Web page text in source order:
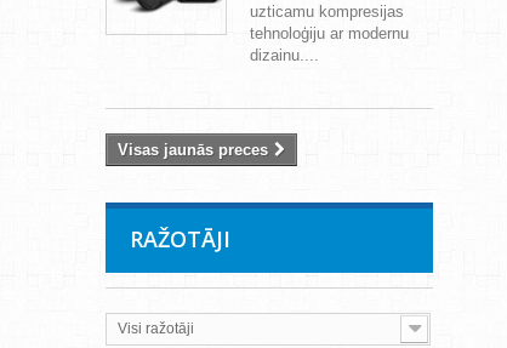
uzticamu kompresijas
tehnoloģiju ar modernu
dizainu....
Visas jaunās preces
RAŽOTĀJI
Visi ražotāji